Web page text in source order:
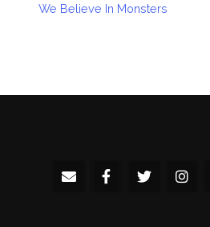
We Believe In Monsters